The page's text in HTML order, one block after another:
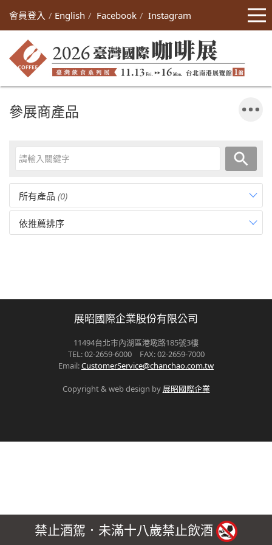
會員登入 English Facebook Instagram
參展商產品
所有產品 (0)
依推薦排序
展昭國際企業股份有限公司
11494台北市內湖區港墘路185號3樓
TEL: 02-2659-6000 FAX: 02-2659-7000
Email:CustomerService@chanchao.com.tw
Copyright & web design by 展昭國際企業
禁止酒駕．未滿十八歲禁止飲酒